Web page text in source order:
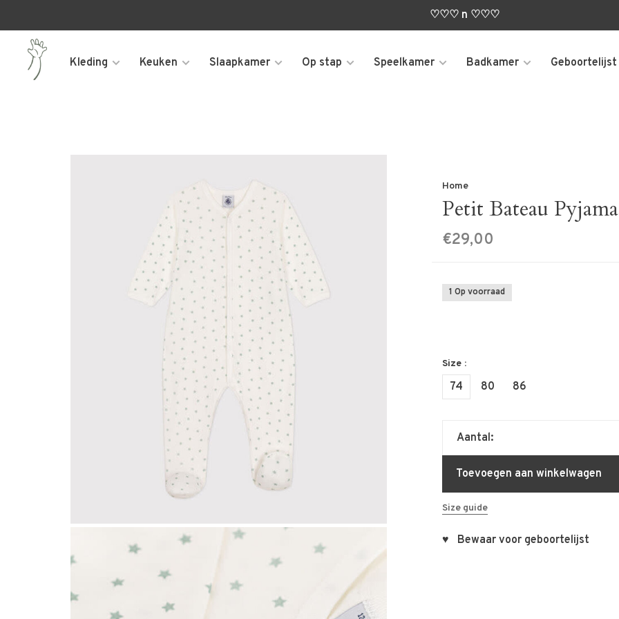
♡♡♡ n ♡♡♡
Kleding Keuken Slaapkamer Op stap Speelkamer Badkamer Geboortelijst
Home
Petit Bateau
€29,00
1 Op voorraad
Size :
74 80 86
Aantal:
Toevoegen aan winkelwagen
Size guide
♥ Bewaar voor geboortelijst